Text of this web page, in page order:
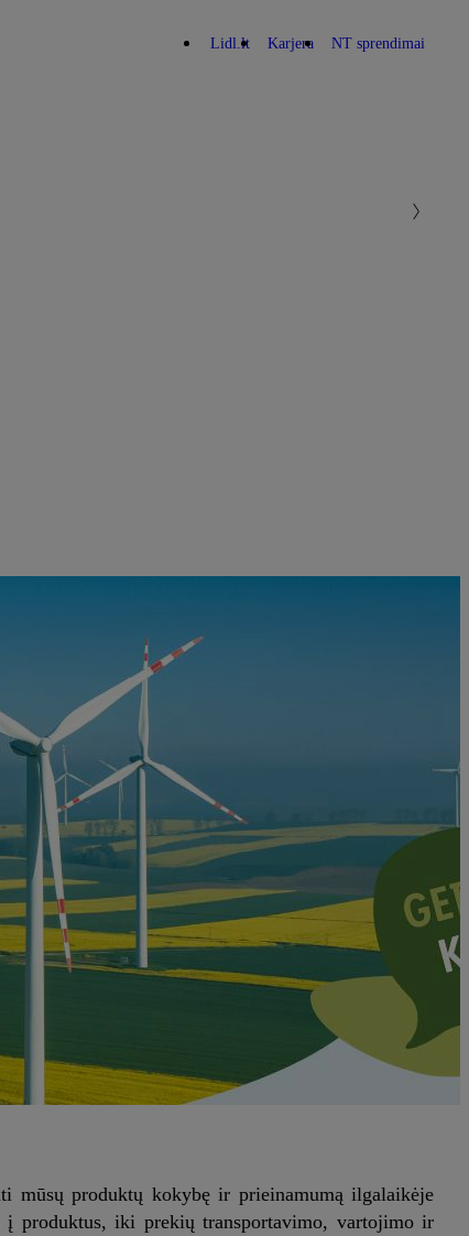
Lidl.lt Karjera NT sprendimai
mūsų produktų kokybę ir prieinamumą ilgalaikėje
į produktus, iki prekių transportavimo, vartojimo ir